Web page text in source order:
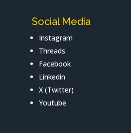
Social Media
Instagram
Threads
Facebook
Linkedin
X (Twitter)
Youtube